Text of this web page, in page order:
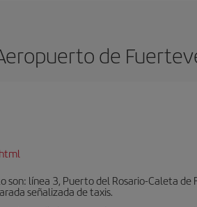
de
línea 3, Puerto del Rosario-Caleta
señalizada de taxis.